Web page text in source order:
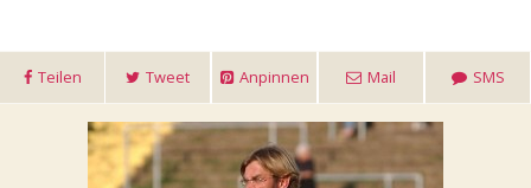
Teilen Tweet Anpinnen Mail SMS